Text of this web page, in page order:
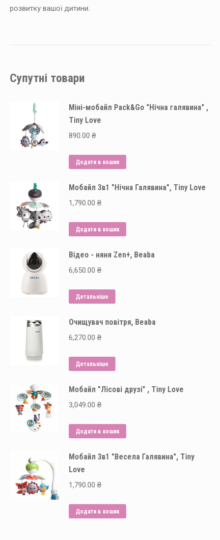
розвитку вашої дитини.
Супутні товари
Міні-мобайл Pack&Go "Нічна галявина" ,
Tiny Love
890.00 ₴
Додати в кошик
Мобайл 3в1 "Нічна Галявина", Tiny Love
1,790.00 ₴
Додати в кошик
Відео - няня Zen+, Beaba
6,650.00 ₴
Детальніше
Очищувач повітря, Beaba
6,270.00 ₴
Детальніше
Мобайл "Лісові друзі" , Tiny Love
3,049.00 ₴
Додати в кошик
Мобайл 3в1 "Весела Галявина", Tiny
Love
1,790.00 ₴
Додати в кошик